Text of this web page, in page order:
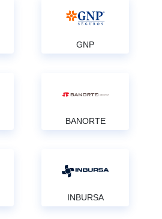
GNP
BANORTE
INBURSA